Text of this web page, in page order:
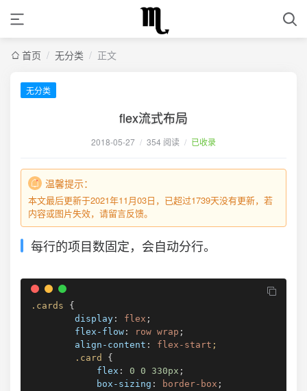
首页 / 无分类 / 正文
无分类
flex流式布局
2018-05-27 / 354 阅读 / 已收录
温馨提示：
本文最后更新于2021年11月03日，已超过1739天没有更新，若
内容或图片失效，请留言反馈。
每行的项目数固定，会自动分行。
.cards
{
display : flex ;
flex-flow : row wrap ;
align-content : flex-start ;
.card
{
flex : 0 0 330px ;
box-sizing : border-box ;